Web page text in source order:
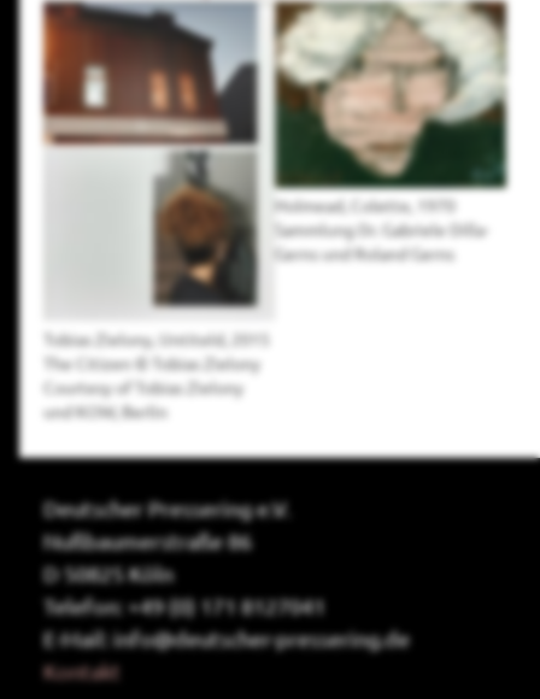
Tobias Zielony, Untiteld, 2015
The Citizen © Tobias Zielony
Courtesy of Tobias Zielony
und KOW, Berlin
Holmead, Colette, 1970
Sammlung Dr. Gabriele Dilla-
Gerns und Roland Gerns
Deutscher Pressering e.V.
Nußbaumerstraße 86
D 50825 Köln
Telefon: +49 (0) 171 8127041
E-Mail: info@deutscher-pressering.de
Kontakt